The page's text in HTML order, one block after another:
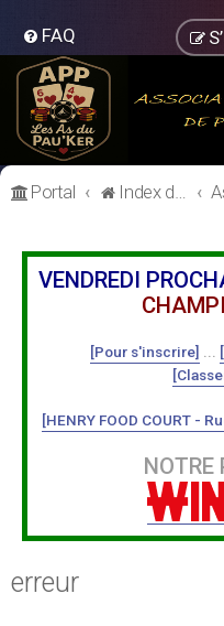
FAQ
Portal Index du forum
VENDREDI
[Pour s'inscrire]
[HENRY FOOD COURT -
NOTRE
erreur